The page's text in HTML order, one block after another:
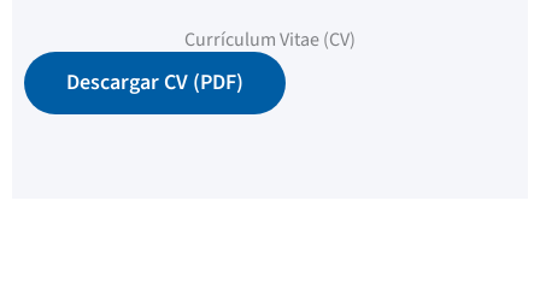
Currículum Vitae (CV)
Descargar CV (PDF)